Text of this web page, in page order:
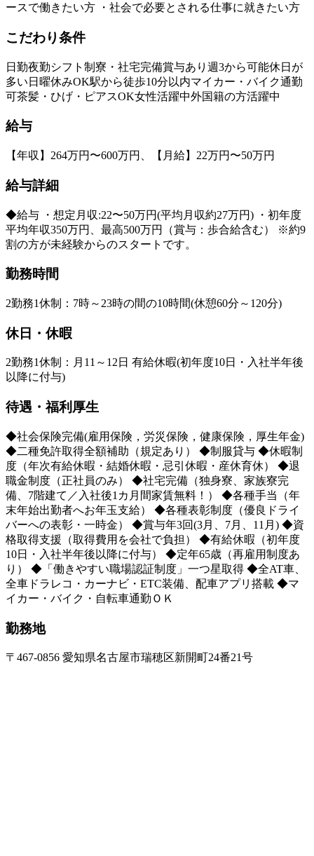
ースで働きたい方 ・社会で必要とされる仕事に就きたい方
こだわり条件
日勤夜勤シフト制 寮・社宅完備賞与あり 週3から可能休日が
多い 日曜休みOK駅から徒歩10分以内マイカー・バイク通勤
可茶髪・ひげ・ピアスOK女性活躍中外国籍の方活躍中
給与
【年収】264万円〜600万円、【月給】22万円〜50万円
給与詳細
◆給与 ・想定月収:22〜50万円(平均月収約27万円) ・初年度
平均年収350万円、最高500万円（賞与：歩合給含む） ※約9
割の方が未経験からのスタートです。
勤務時間
2勤務1休制：7時～23時の間の10時間(休憩60分～120分)
休日・休暇
2勤務1休制：月11～12日 有給休暇(初年度10日・入社半年後
以降に付与)
待遇・福利厚生
◆社会保険完備(雇用保険，労災保険，健康保険，厚生年金)
◆二種免許取得全額補助（規定あり） ◆制服貸与 ◆休暇制
度（年次有給休暇・結婚休暇・忌引休暇・産休育休） ◆退
職金制度（正社員のみ） ◆社宅完備（独身寮、家族寮完
備、7階建て／入社後1カ月間家賃無料！） ◆各種手当（年
末年始出勤者へお年玉支給） ◆各種表彰制度（優良ドライ
バーへの表彰・一時金） ◆賞与年3回(3月、7月、11月) ◆資
格取得支援（取得費用を会社で負担） ◆有給休暇（初年度
10日・入社半年後以降に付与） ◆定年65歳（再雇用制度あ
り） ◆「働きやすい職場認証制度」一つ星取得 ◆全AT車、
全車ドラレコ・カーナビ・ETC装備、配車アプリ搭載 ◆マ
イカー・バイク・自転車通勤ＯＫ
勤務地
〒467-0856 愛知県名古屋市瑞穂区新開町24番21号